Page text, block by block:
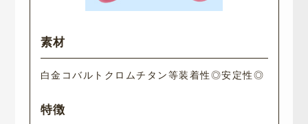
白金コバルトクロムチタン等装着性◎安定性◎